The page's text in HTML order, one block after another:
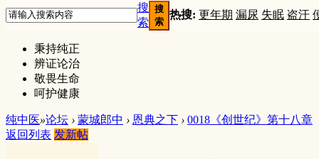
搜
索
搜
索
热搜: 更年期 漏尿 失眠 盗汗
秉持纯正
辨证论治
敬畏生命
呵护健康
纯中医»论坛 › 蒙城郎中 › 恩典之下 › 0018《创世纪》第十八章
返回列表 发新帖